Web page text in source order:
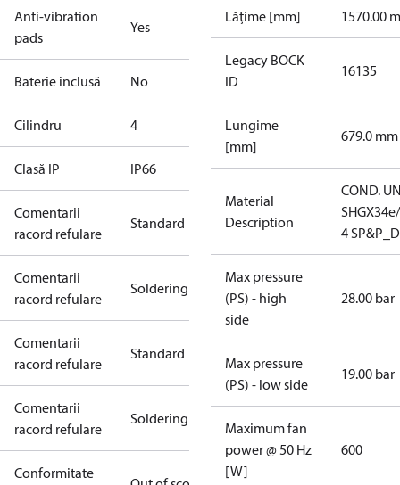
Anti-vibration
pads
Yes
Baterie inclusă No
Cilindru 4
Clasă IP IP66
Comentarii
racord refulare
Standard
Comentarii
racord refulare
Soldering
Comentarii
racord refulare
Standard
Comentarii
racord refulare
Soldering
Conformitate
Lățime [mm] 1570.00
Legacy BOCK
ID
16135
Lungime
[mm]
679.0 mm
Material
Description
COND.
4 SP&P_D
Max pressure
(PS) - high
side
28.00 bar
Max pressure
(PS) - low side
19.00 bar
Maximum fan
power @ 50 Hz
[W]
600